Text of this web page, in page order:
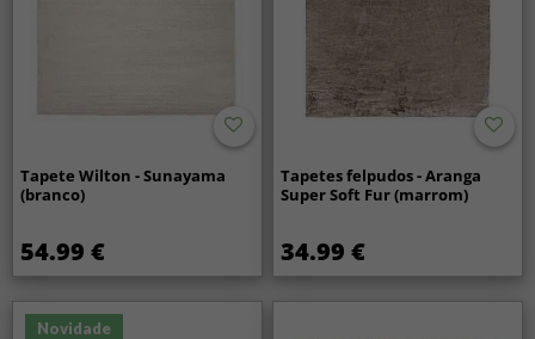
Tapete Wilton - Sunayama
(branco)
54.99 €
Tapetes felpudos - Aranga
Super Soft Fur (marrom)
34.99 €
Novidade